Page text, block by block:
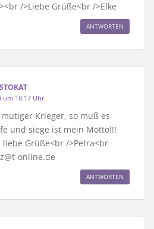
/>Liebe Grüße<br />Elke
ANTWORTEN
um 18:17 Uhr
Krieger, so muß es
und siege ist mein Motto!!!
liebe Grüße<br />Petra<br
online.de
ANTWORTEN